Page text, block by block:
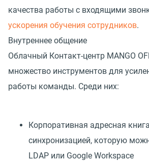
качества работы с входящими
ускорения обучения сотрудников.
Внутреннее общение
Облачный Контакт-центр MANGO
множество инструментов для
работы команды. Среди них:
Корпоративная адресная
синхронизацией, которую
LDAP или Google Workspace